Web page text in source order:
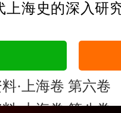
上海史的深入研
·上海卷 第六卷
·上海卷 第八卷